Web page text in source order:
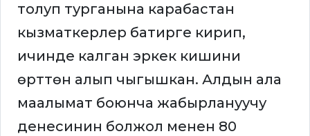
толуп турганына карабастан
кызматкерлер батирге кирип,
ичинде калган эркек кишини
өрттөн алып чыгышкан. Алдын ала
маалымат боюнча жабырлануучу
денесинин болжол менен 80